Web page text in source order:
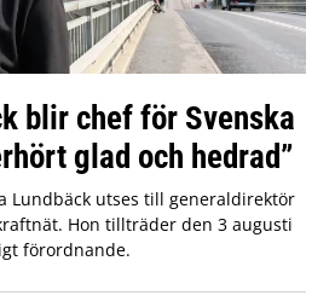
blir chef för Svenska
glad och hedrad”
Lundbäck utses till generaldirektör
Hon tillträder den 3 augusti
förordnande.